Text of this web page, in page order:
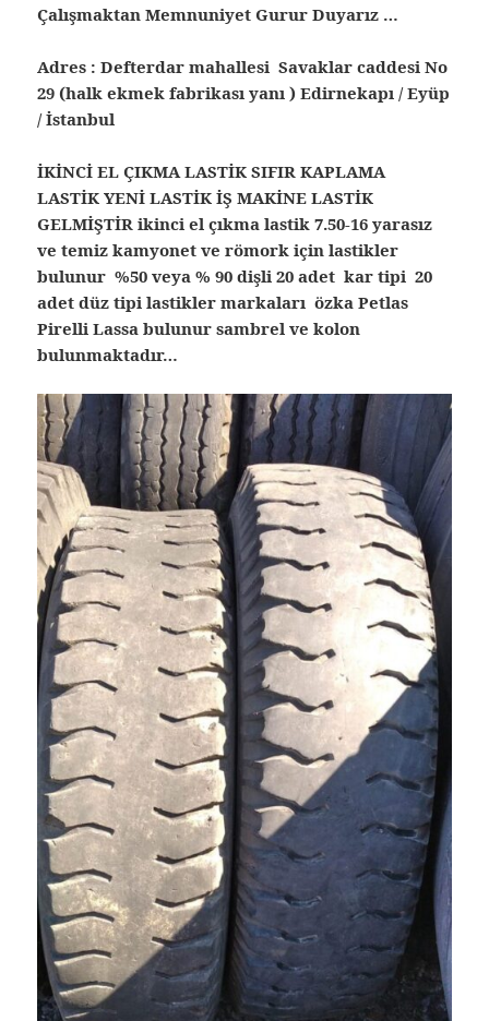
Çalışmaktan Memnuniyet Gurur Duyarız …
Adres : Defterdar mahallesi Savaklar caddesi No
29 (halk ekmek fabrikası yanı ) Edirnekapı / Eyüp
/ İstanbul
İKİNCİ EL ÇIKMA LASTİK SIFIR KAPLAMA
LASTİK YENİ LASTİK İŞ MAKİNE LASTİK
GELMİŞTİR ikinci el çıkma lastik 7.50-16 yarasız
ve temiz kamyonet ve römork için lastikler
bulunur %50 veya % 90 dişli 20 adet kar tipi 20
adet düz tipi lastikler markaları özka Petlas
Pirelli Lassa bulunur sambrel ve kolon
bulunmaktadır…